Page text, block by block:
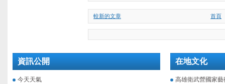
較新的文章 首頁
資訊公開
今天天氣
在地文化
高雄衛武營國家藝